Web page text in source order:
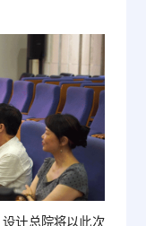
计总院将以此次